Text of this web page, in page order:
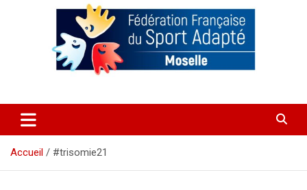
Comité Départemental de Sport
Adapté de Moselle 57
Accueil #trisomie21